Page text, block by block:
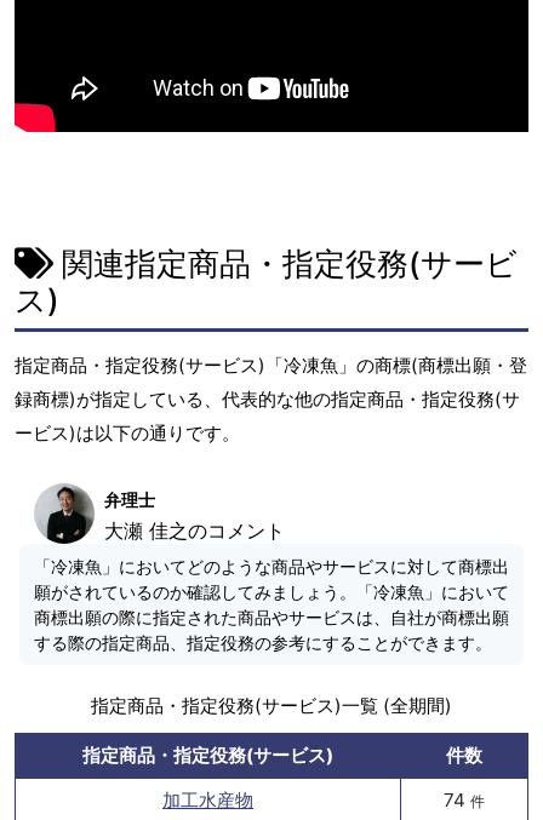
関連指定商品・指定役務(サービ
ス)
指定商品・指定役務(サービス)「冷凍魚」の商標(商標出願・登
録商標)が指定している、代表的な他の指定商品・指定役務(サ
ービス)は以下の通りです。
弁理士
大瀬 佳之のコメント
「冷凍魚」においてどのような商品やサービスに対して商標出
願がされているのか確認してみましょう。「冷凍魚」において
商標出願の際に指定された商品やサービスは、自社が商標出願
する際の指定商品、指定役務の参考にすることができます。
指定商品・指定役務(サービス)一覧 (全期間)
指定商品・指定役務(サービス)
件数
加工水産物
74 件